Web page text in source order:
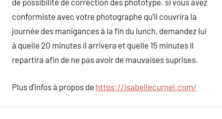
de possibilité de correction des phototype. si vous avez
conformiste avec votre photographe qu’il couvrira la
journée des manigances à la fin du lunch, demandez lui
à quelle 20 minutes il arrivera et quelle 15 minutes il
repartira afin de ne pas avoir de mauvaises suprises.
Plus d’infos à propos de https://isabellecurnel.com/